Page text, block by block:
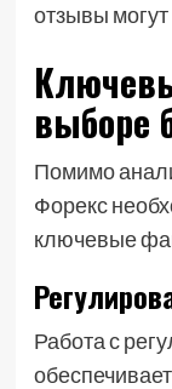
отзывы
выборе
Помимо
Форекс
ключевые
Работа с